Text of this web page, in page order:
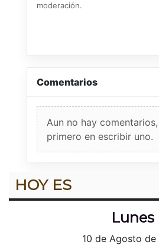
moderación.
Comentarios
Aun no hay
primero en escribir uno.
HOY ES
Lunes
10 de Agosto